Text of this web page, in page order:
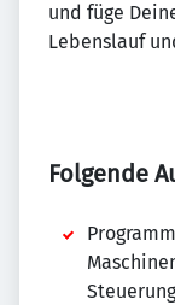
und füge
Lebenslauf
Folgende